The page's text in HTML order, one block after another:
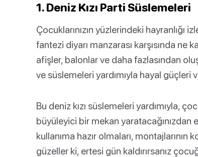
1. Deniz Kızı Parti Süslemeleri
Çocuklarınızın yüzlerindeki hayranlığı
fantezi diyarı manzarası karşısında ne
afişler, balonlar ve daha fazlasından
ve süslemeleri yardımıyla hayal güçleri
Bu deniz kızı süslemeleri yardımıyla,
büyüleyici bir mekan yaratacağınızdan
kullanıma hazır olmaları,
güzeller ki, ertesi gün kaldırırsanız